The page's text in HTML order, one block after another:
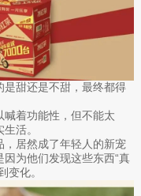
甜还是不甜，最终都得
着功能性，但不能太
活。
居然成了年轻人的新宠
为他们发现这些东西“真
变化。